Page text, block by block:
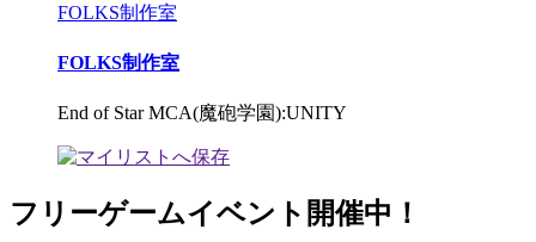
FOLKS制作室
FOLKS制作室
End of Star MCA(魔砲学園):UNITY
フリーゲームイベント開催中！